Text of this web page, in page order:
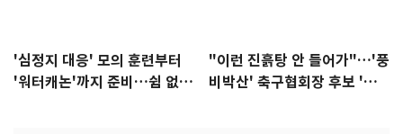
'심정지 대응' 모의 훈련부터
'워터캐논'까지 준비…쉼 없는
"이런 진흙탕 안 들어가"…'풍
비박산' 축구협회장 후보 '실